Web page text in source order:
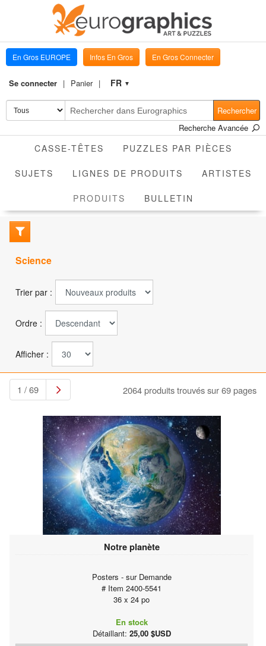
En Gros EUROPE Infos En Gros En Gros Connecter
Se connecter Panier FR ▼
Rechercher
Recherche Avancée
CASSE-TÊTES PUZZLES PAR PIÈCES
SUJETS LIGNES DE PRODUITS ARTISTES
PRODUITS ACTIVEBULLETIN
Science
Trier par :
Ordre :
Afficher :
1 / 69 2064 produits trouvés sur 69 pages
Notre planète
Posters - sur Demande
# Item 2400-5541
36 x 24 po
En stock
Détaillant: 25,00 $USD